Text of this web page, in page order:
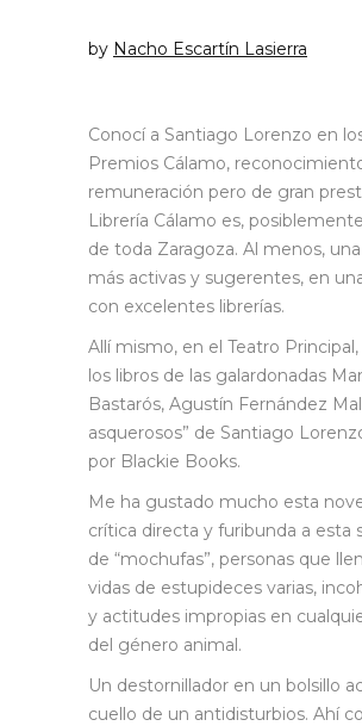
by Nacho Escartín Lasierra
Conocí a Santiago Lorenzo en
Premios Cálamo,
remuneración pero de gran
Librería Cálamo es,
de toda Zaragoza. Al menos,
más activas y sugerentes, en
con excelentes librerías.
Allí mismo, en el Teatro
los libros de las galardonadas
Bastarós, Agustín Fernández
asquerosos” de Santiago
por Blackie Books.
Me ha gustado mucho esta
crítica directa y furibunda a esta
de “mochufas”, personas que
vidas de estupideces varias,
y actitudes impropias en
del género animal.
Un destornillador en un bolsillo
cuello de un antidisturbios. Ahí